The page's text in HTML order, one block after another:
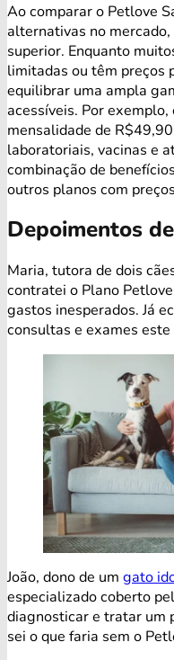
Ao comparar o Petlove
alternativas no
superior. Enquanto
limitadas ou têm preços
equilibrar uma ampla
acessíveis. Por
mensalidade de
laboratoriais, vacinas e
combinação de
outros planos com
Depoimentos
Maria, tutora de dois
contratei o Plano
gastos inesperados. Já
consultas e exames este
João, dono de um gato
especializado coberto
diagnosticar e tratar um
sei o que faria sem o